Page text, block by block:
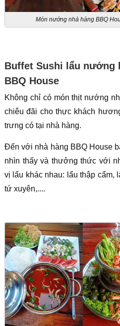
Món nướng nhà hàng BBQ
Buffet Sushi lẩu nướng
BBQ House
Không chỉ có món thịt nướng
chiêu đãi cho thực khách
trưng có tại nhà hàng.
Đến với nhà hàng BBQ House
nhìn thấy và thưởng thức với
vị lẩu khác nhau: lẩu thập cẩm,
tứ xuyên,....